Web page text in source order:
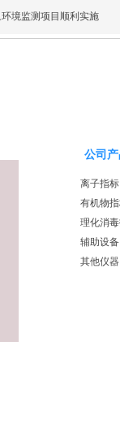
境监测项目顺利实施
公司
离子指标
有机物
理化消
辅助设备
其他仪器